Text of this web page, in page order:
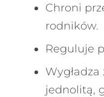
Chroni
rodników.
Reguluje
jednolitą,